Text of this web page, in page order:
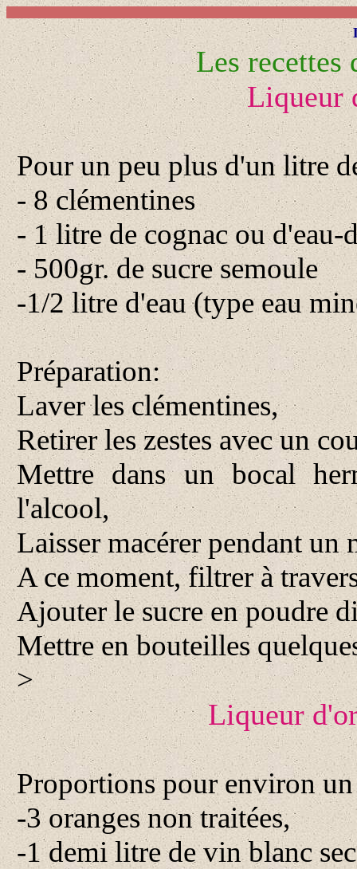
Les recettes
Liqueur
Pour un peu plus d'un litre
- 8 clémentines
- 1 litre de cognac ou d'eau-
- 500gr. de sucre semoule
-1/2 litre d'eau (type eau
Préparation:
Laver les clémentines,
Retirer les zestes avec un
Mettre dans un bocal
l'alcool,
Laisser macérer pendant un
A ce moment, filtrer à
Ajouter le sucre en poudre
Mettre en bouteilles
>
Liqueur
Proportions pour environ
-3 oranges non traitées,
-1 demi litre de vin blanc